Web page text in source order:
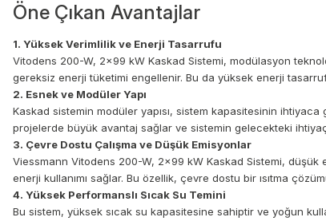
Öne Çıkan Avantajlar
1. Yüksek Verimlilik ve Enerji Tasarrufu
Vitodens 200-W, 2x99 kW Kaskad Sistemi, modülasyon
gereksiz enerji tüketimi engellenir. Bu da yüksek enerji
2. Esnek ve Modüler Yapı
Kaskad sistemin modüler yapısı, sistem kapasitesinin ihtiyaca
projelerde büyük avantaj sağlar ve sistemin gelecekteki
3. Çevre Dostu Çalışma ve Düşük Emisyonlar
Viessmann Vitodens 200-W, 2x99 kW Kaskad Sistemi, düşük
enerji kullanımı sağlar. Bu özellik, çevre dostu bir ısıtma
4. Yüksek Performanslı Sıcak Su Temini
Bu sistem, yüksek sıcak su kapasitesine sahiptir ve yoğun